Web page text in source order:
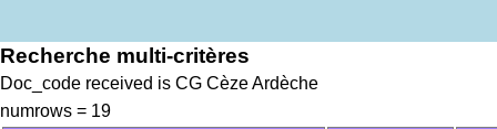
Documents source
Recherche multi-critères
Doc_code received is CG Cèze Ardèche
numrows = 19